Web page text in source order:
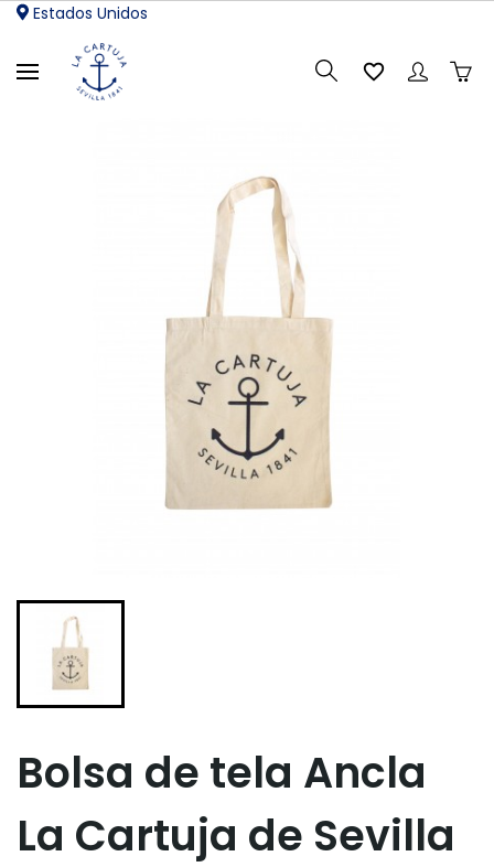
Estados Unidos

Bolsa de tela Ancla
La Cartuja de Sevilla